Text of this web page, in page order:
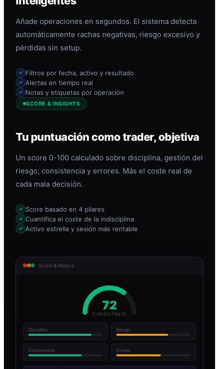
Añade operaciones en segundos. El sistema detecta
automáticamente rachas negativas, riesgo excesivo y
pérdidas sin setup.
Filtros por fecha, activo y resultado
Alertas en tiempo real
Notas y etiquetas por operación
SCORE & INSIGHTS
Tu puntuación como trader, objetiva
Un score 0-100 calculado sobre disciplina, gestión del
riesgo, consistencia y errores. Más el coste real de
cada mala decisión.
Score basado en 4 pilares
Cuantifica el coste de la indisciplina
Activo estrella y sesión más rentable
Score & Mejora
72
CONSISTENTE
Disciplina Riesgo
Consistencia Errores